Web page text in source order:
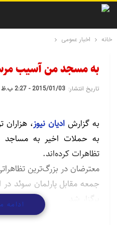
خانه اخبار عمومی
به مسجد من آسیب
تاریخ انتشار: 2015/01/03 - 2:27 ب.ظ
به گزارشادیان نیوز،
به حملات اخیر به
تظاهرات کرده‌اند.
معترضان در بزرگ‌ترین
جمعه مقابل پارلمان سوئد
برگزار شد
پلاکاردهایی با مضمون
ادامه